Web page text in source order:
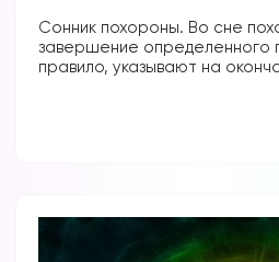
Сонник похороны. Во сне
завершение определенного
правило, указывают на